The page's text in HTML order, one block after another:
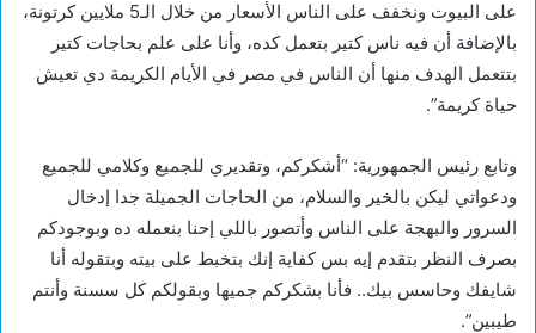
على البيوت ونخفف على الناس الأسعار من خلال الـ5 ملايين كرتونة،
بالإضافة أن فيه ناس كتير بتعمل كده، وأنا على علم بحاجات كتير
بتتعمل الهدف منها أن الناس في مصر في الأيام الكريمة دي تعيش
حياة كريمة”.
وتابع رئيس الجمهورية: “أشكركم، وتقديري للجميع وكلامي للجميع
ودعواتي ليكن بالخير والسلام، من الحاجات الجميلة جدا إدخال
السرور والبهجة على الناس وأتصور باللي إحنا بنعمله ده وبوجودكم
بصرف النظر بتقدم إيه بس كفاية إنك بتخبط على بيته وبتقوله أنا
شايفك وحاسس بيك.. فأنا بشكركم جميها وبقولكم كل سسنة وأنتم
طيبين”.